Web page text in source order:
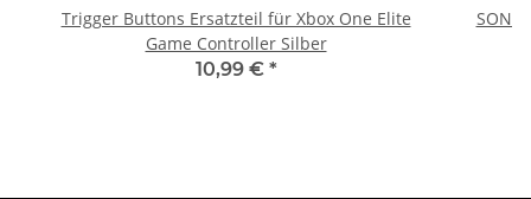
Trigger Buttons Ersatzteil für Xbox One Elite
Game Controller Silber
10,99 € *
SONY